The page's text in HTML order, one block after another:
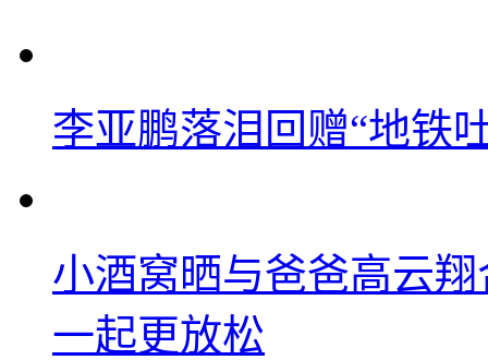
李亚鹏落泪回赠“地铁
小酒窝晒与爸爸高云
一起更放松